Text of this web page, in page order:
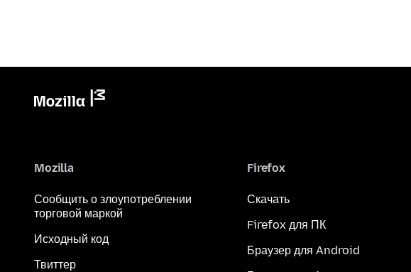
Mozilla
Сообщить о злоупотреблении
торговой маркой
Исходный код
Твиттер
Firefox
Скачать
Firefox для ПК
Браузер для Android